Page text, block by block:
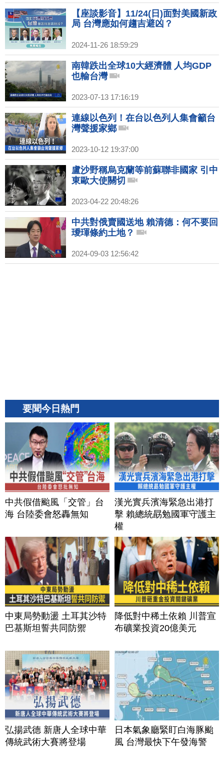
【座談影音】11/24(日)面對美國新政
局 台灣應如何趨吉避凶？
2024-11-26 18:59:29
南韓跌出全球10大經濟體 人均GDP
也輸台灣
2023-07-13 17:16:19
連線以色列！在台以色列人集會籲台
灣聲援家鄉
2023-10-12 19:37:00
盧沙野稱烏克蘭等前蘇聯非國家 引中
東歐大使關切
2023-04-22 20:48:26
中共對俄賣國送地 賴清德：何不要回
璦琿條約土地？
2024-09-03 12:56:42
要聞今日熱門
中共假借颱風「交管」台
海 台陸委會怒轟無知
漢光實兵濱海緊急出港打
擊 賴總統勗勉國軍守護主
權
中東局勢動盪 土耳其沙特
巴基斯坦誓共同防禦
降低對中稀土依賴 川普宣
布礦業投資20億美元
弘揚武德 新唐人全球中華
傳統武術大賽將登場
日本氣象廳緊盯白海豚颱
風 台灣最快下午發海警